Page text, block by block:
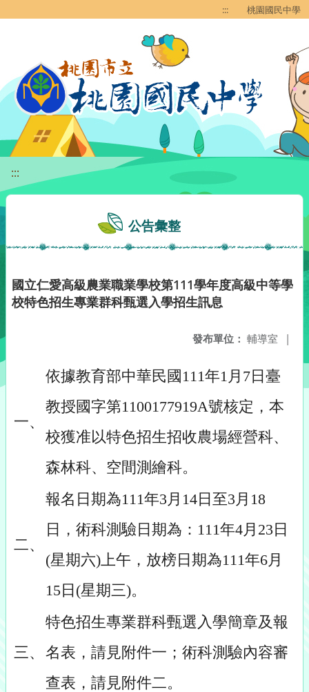
::: 桃園國民中學
:::
公告彙整
國立仁愛高級農業職業學校第111學年度高級中等學
校特色招生專業群科甄選入學招生訊息
發布單位： 輔導室 |
一、
依據教育部中華民國111年1月7日臺
教授國字第1100177919A號核定，本
校獲准以特色招生招收農場經營科、
森林科、空間測繪科。
二、
報名日期為111年3月14日至3月18
日，術科測驗日期為：111年4月23日
(星期六)上午，放榜日期為111年6月
15日(星期三)。
三、
特色招生專業群科甄選入學簡章及報
名表，請見附件一；術科測驗內容審
查表，請見附件二。